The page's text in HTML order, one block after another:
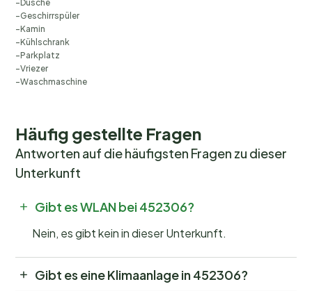
Dusche
Geschirrspüler
Kamin
Kühlschrank
Parkplatz
Vriezer
Waschmaschine
Häufig gestellte Fragen
Antworten auf die häufigsten Fragen zu dieser
Unterkunft
Gibt es WLAN bei 452306?
Nein, es gibt kein in dieser Unterkunft.
Gibt es eine Klimaanlage in 452306?